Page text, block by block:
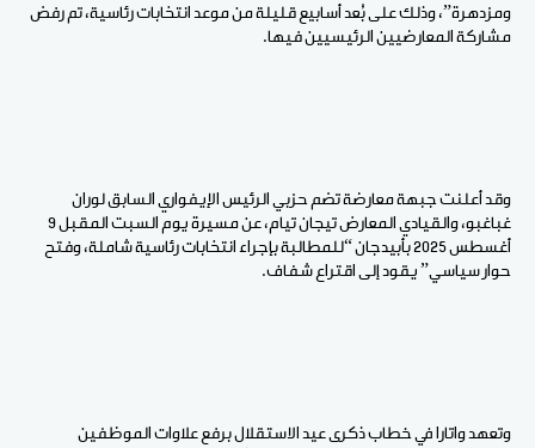
ومزدهرة”، وذلك على بُعد أسابيع قليلة من موعد انتخابات رئاسية، تم رفض
مشاركة المعارضيين الرئيسيين فيها.
وقد أعلنت جبهة معارضة تضم حزبي الرئيس الإيفواري السابق لوران
غباغبو، والقيادي المعارض تيجان تيام، عن مسيرة يوم السبت المقبل 9
أغسطس 2025 بأبيدجان “للمطالبة بإجراء انتخابات رئاسية شاملة، وفتح
حوار سياسي” يقود إلى اقتراع شفاف.
وتعهد واتارا في خطاب ذكرى عيد الاستقلال برفع علاوات الموظفين